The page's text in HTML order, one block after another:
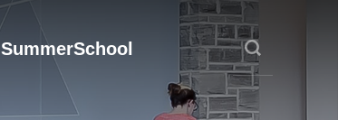
SummerSchool